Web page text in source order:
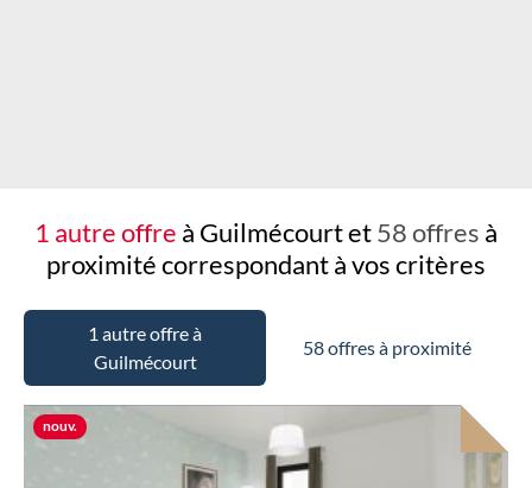
1 autre offre à Guilmécourt et58 offres à
proximitécorrespondant à vos critères
1 autre offre à
Guilmécourt
58 offres à proximité
nouv.Nouvelle offre